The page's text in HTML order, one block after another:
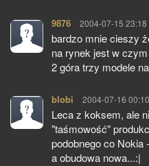
9876 pisze:
2004-07-15 23:18
bardzo mnie cieszy
na rynek jest w
2 góra trzy modele
blobi pisze:
2004-07-16 00:10
Leca z koksem, ale
"taśmowość"
podobnego co
a obudowa nowa...:|